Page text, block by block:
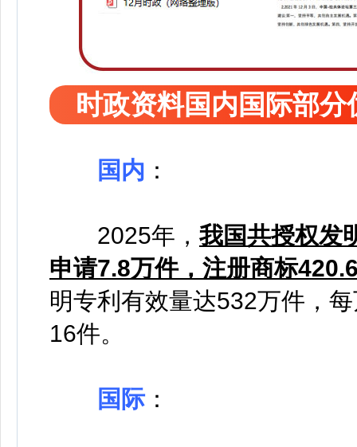
时政资料国内国际部分
国内 ：
2025年， 我国共授权发
申请7.8万件，注册商标
明专利有效量达532万件，
16件。
国际：